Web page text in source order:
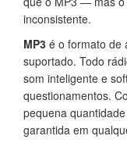
inconsistente.
MP3 é o formato de
suportado. Todo
som inteligente e
questionamentos.
pequena
garantida em